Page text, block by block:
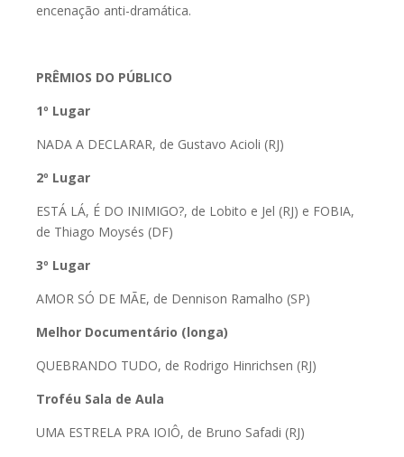
encenação anti-dramática.
PRÊMIOS DO PÚBLICO
1º Lugar
NADA A DECLARAR, de Gustavo Acioli (RJ)
2º Lugar
ESTÁ LÁ, É DO INIMIGO?, de Lobito e Jel (RJ) e FOBIA,
de Thiago Moysés (DF)
3º Lugar
AMOR SÓ DE MÃE, de Dennison Ramalho (SP)
Melhor Documentário (longa)
QUEBRANDO TUDO, de Rodrigo Hinrichsen (RJ)
Troféu Sala de Aula
UMA ESTRELA PRA IOIÔ, de Bruno Safadi (RJ)